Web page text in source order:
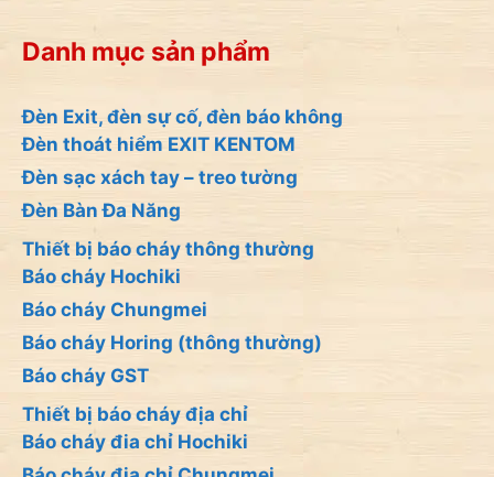
Danh mục sản phẩm
Đèn Exit, đèn sự cố, đèn báo không
Đèn thoát hiểm EXIT KENTOM
Đèn sạc xách tay – treo tường
Đèn Bàn Đa Năng
Thiết bị báo cháy thông thường
Báo cháy Hochiki
Báo cháy Chungmei
Báo cháy Horing (thông thường)
Báo cháy GST
Thiết bị báo cháy địa chỉ
Báo cháy đia chỉ Hochiki